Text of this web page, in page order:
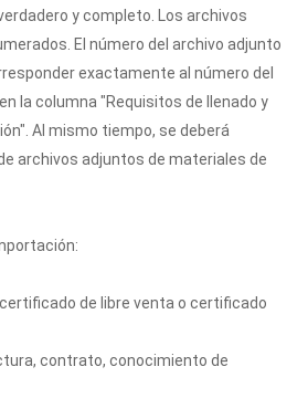
y completo. Los archivos
El número del archivo adjunto
exactamente al número del
la columna "Requisitos de llenado y
Al mismo tiempo, se deberá
archivos adjuntos de materiales de
de libre venta o certificado
contrato, conocimiento de